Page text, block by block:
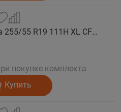
COMFORSER Автошина 255/55 R19 111H XL CF1100 RWL лето
покупке комплекта
Купить